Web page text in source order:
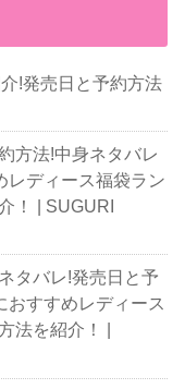
!発売日と予約方法
方法!中身ネタバレ
レディース福袋ラン
！ | SUGURI
タバレ!発売日と予
おすすめレディース
法を紹介！ |